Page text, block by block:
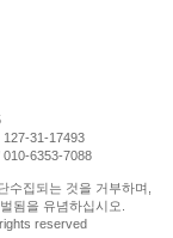
31-17493
6353-7088
수집되는 것을 거부하며,
됨을 유념하십시오.
reserved